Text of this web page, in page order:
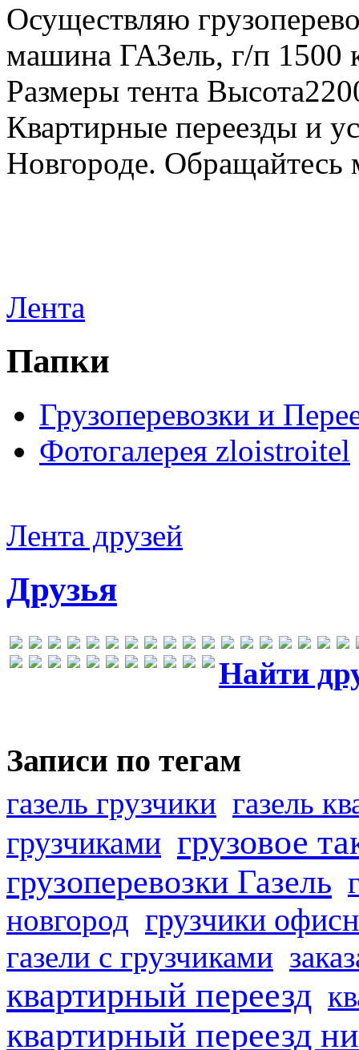
Осуществляю
машина ГАЗель, г/п 1500
Размеры тента
Квартирные переезды и
Новгороде.
Лента
Папки
Грузоперевозки и
Фотогалерея zloistroitel
Лента друзей
Друзья
Найти
Записи по тегам
газель грузчики газель
грузчиками грузовое
грузоперевозки Газель
новгород грузчики
газели с грузчиками
квартирный переезд
квартирный переезд